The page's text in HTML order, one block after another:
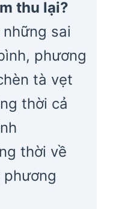
thu lại?
sai
phương
tà vẹt
thời cả
thời về